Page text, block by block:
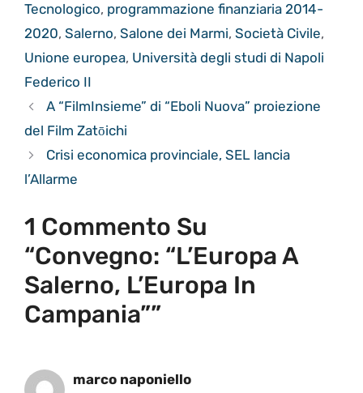
Tecnologico, programmazione finanziaria 2014-
2020, Salerno, Salone dei Marmi, Società Civile,
Unione europea, Università degli studi di Napoli
Federico II
A “FilmInsieme” di “Eboli Nuova” proiezione
del Film Zatōichi
Crisi economica provinciale, SEL lancia
l’Allarme
1 Commento Su
“Convegno: “L’Europa A
Salerno, L’Europa In
Campania””
marco naponiello